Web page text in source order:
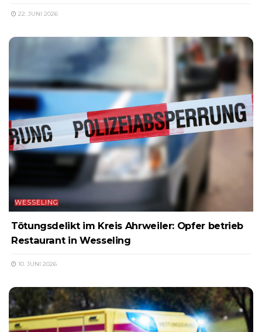
22. JUNI 2026
WESSELING
Tötungsdelikt im Kreis Ahrweiler: Opfer betrieb
Restaurant in Wesseling
10. JUNI 2026